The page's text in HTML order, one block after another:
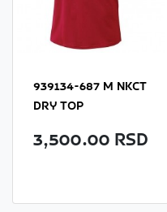
939134-687 M NKCT
DRY TOP
3,500.00 RSD